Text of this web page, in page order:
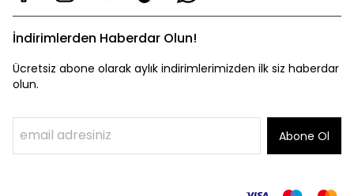
İndirimlerden Haberdar Olun!
Ücretsiz abone olarak aylık indirimlerimizden ilk siz haberdar
olun.
Abone Ol